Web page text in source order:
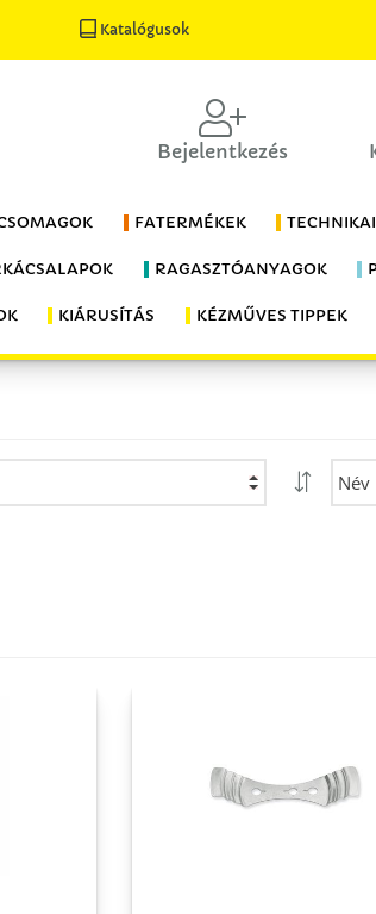
Katalógusok
Bejelentkezés
FATERMÉKEK
RAGASZTÓANYAGOK
KIÁRUSÍTÁS KÉZMŰVES TIPPEK